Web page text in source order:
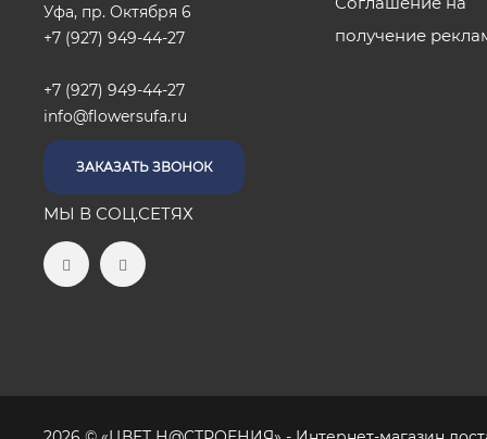
Уфа, пр. Октября 6
+7 (927) 949-44-27
+7 (927) 949-44-27
info@flowersufa.ru
ЗАКАЗАТЬ ЗВОНОК
МЫ В СОЦ.СЕТЯХ
получение